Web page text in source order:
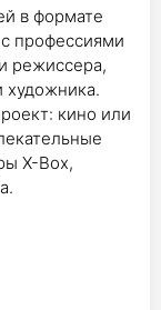
в формате
профессиями
режиссера,
художника.
кино или
Х-Вох,